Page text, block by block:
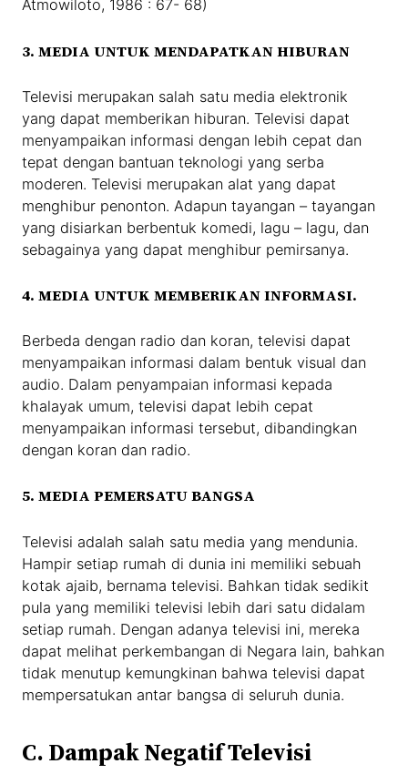
Atmowiloto, 1986 : 67- 68)
3. MEDIA UNTUK MENDAPATKAN HIBURAN
Televisi merupakan salah satu media elektronik
yang dapat memberikan hiburan. Televisi dapat
menyampaikan informasi dengan lebih cepat dan
tepat dengan bantuan teknologi yang serba
moderen. Televisi merupakan alat yang dapat
menghibur penonton. Adapun tayangan – tayangan
yang disiarkan berbentuk komedi, lagu – lagu, dan
sebagainya yang dapat menghibur pemirsanya.
4. MEDIA UNTUK MEMBERIKAN INFORMASI.
Berbeda dengan radio dan koran, televisi dapat
menyampaikan informasi dalam bentuk visual dan
audio. Dalam penyampaian informasi kepada
khalayak umum, televisi dapat lebih cepat
menyampaikan informasi tersebut, dibandingkan
dengan koran dan radio.
5. MEDIA PEMERSATU BANGSA
Televisi adalah salah satu media yang mendunia.
Hampir setiap rumah di dunia ini memiliki sebuah
kotak ajaib, bernama televisi. Bahkan tidak sedikit
pula yang memiliki televisi lebih dari satu didalam
setiap rumah. Dengan adanya televisi ini, mereka
dapat melihat perkembangan di Negara lain, bahkan
tidak menutup kemungkinan bahwa televisi dapat
mempersatukan antar bangsa di seluruh dunia.
C. Dampak Negatif Televisi